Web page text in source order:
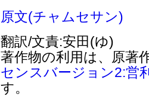
原文(チャムセサン)
翻訳/文責:安田(ゆ)
著作物の利用は、原著
センスバージョン2:営
す。